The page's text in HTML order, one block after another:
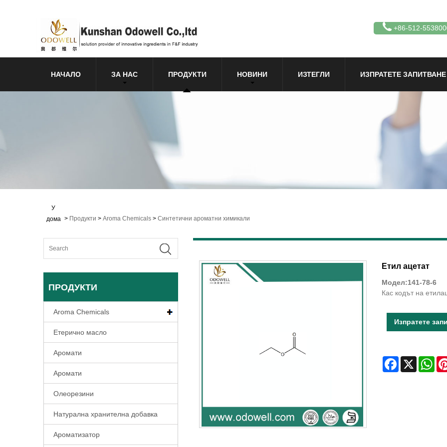
+86-512-
НАЧАЛО ЗА НАС ПРОДУКТИ НОВИНИ ИЗТЕГЛИ ИЗПРАТЕТЕ ЗАПИТВАНЕ
У
дома > Продукти > Aroma Chemicals > Синтетични ароматни химикали
ПРОДУКТИ
Aroma Chemicals
Етерично масло
Аромати
Аромати
Олеорезини
Натурална хранителна добавка
Ароматизатор
Етил ацетат
Модел:141-78-6
Кас кодът на
Изпратете
Facebook
X